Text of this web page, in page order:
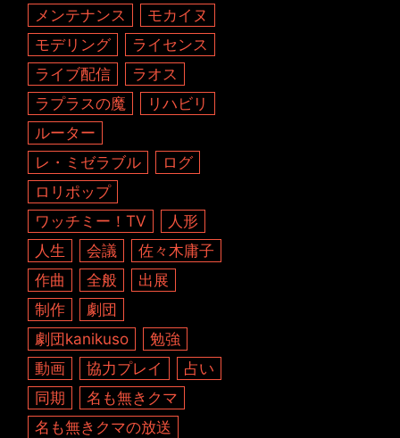
メンテナンス
モカイヌ
モデリング
ライセンス
ライブ配信
ラオス
ラプラスの魔
リハビリ
ルーター
レ・ミゼラブル
ログ
ロリポップ
ワッチミー！TV
人形
人生
会議
佐々木庸子
作曲
全般
出展
制作
劇団
劇団kanikuso
勉強
動画
協力プレイ
占い
同期
名も無きクマ
名も無きクマの放送